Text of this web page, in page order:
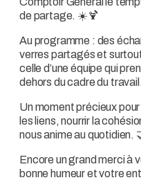
de partage. ☀️🍹
Au programme : des
verres partagés et
celle d’une équipe qui
dehors du cadre du travail.
Un moment précieux
les liens, nourrir la
nous anime au quotidien.
Encore un grand merci à
bonne humeur et votre